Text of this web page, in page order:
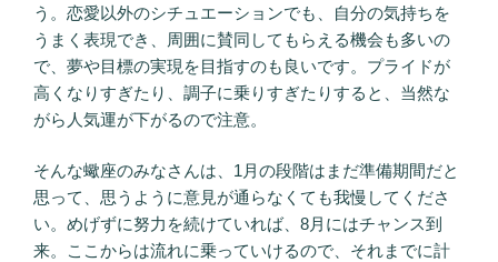
う。恋愛以外のシチュエーションでも、自分の気持ちを
うまく表現でき、周囲に賛同してもらえる機会も多いの
で、夢や目標の実現を目指すのも良いです。プライドが
高くなりすぎたり、調子に乗りすぎたりすると、当然な
がら人気運が下がるので注意。
そんな蠍座のみなさんは、1月の段階はまだ準備期間だと
思って、思うように意見が通らなくても我慢してくださ
い。めげずに努力を続けていれば、8月にはチャンス到
来。ここからは流れに乗っていけるので、それまでに計